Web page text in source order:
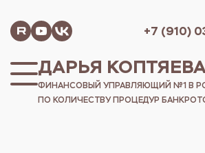
+7 (910)
ДАРЬЯ
ФИНАНСОВЫЙ УПРАВЛЯЮЩИЙ №1 В
ПО КОЛИЧЕСТВУ ПРОЦЕДУР